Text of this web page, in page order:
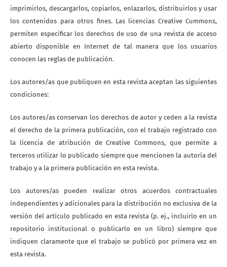
imprimirlos, descargarlos, copiarlos, enlazarlos, distribuirlos y usar
los contenidos para otros fines. Las licencias Creative Cummons,
permiten especificar los derechos de uso de una revista de acceso
abierto disponible en Internet de tal manera que los usuarios
conocen las reglas de publicación.
Los autores/as que publiquen en esta revista aceptan las siguientes
condiciones:
Los autores/as conservan los derechos de autor y ceden a la revista
el derecho de la primera publicación, con el trabajo registrado con
la licencia de atribución de Creative Commons, que permite a
terceros utilizar lo publicado siempre que mencionen la autoría del
trabajo y a la primera publicación en esta revista.
Los autores/as pueden realizar otros acuerdos contractuales
independientes y adicionales para la distribución no exclusiva de la
versión del artículo publicado en esta revista (p. ej., incluirlo en un
repositorio institucional o publicarlo en un libro) siempre que
indiquen claramente que el trabajo se publicó por primera vez en
esta revista.